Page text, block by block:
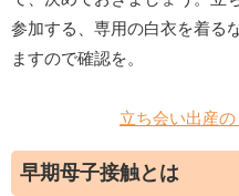
参加する、専用の白衣を着る
ますので確認を。
立ち会い出産
早期母子接触とは